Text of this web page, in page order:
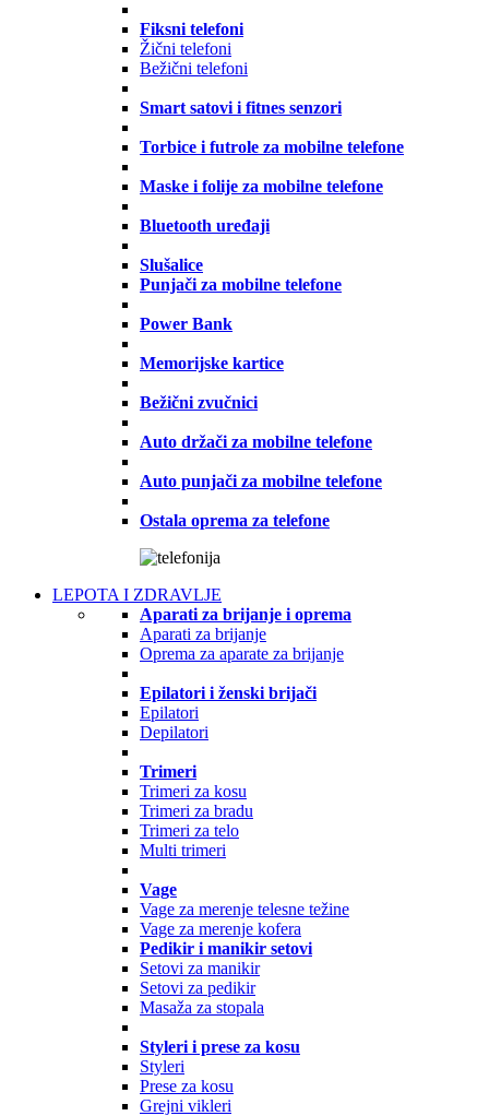
Fiksni telefoni
Žični telefoni
Bežični telefoni
Smart satovi i fitnes senzori
Torbice i futrole za mobilne telefone
Maske i folije za mobilne telefone
Bluetooth uređaji
Slušalice
Punjači za mobilne telefone
Power Bank
Memorijske kartice
Bežični zvučnici
Auto držači za mobilne telefone
Auto punjači za mobilne telefone
Ostala oprema za telefone
LEPOTA I ZDRAVLJE
Aparati za brijanje i oprema
Aparati za brijanje
Oprema za aparate za brijanje
Epilatori i ženski brijači
Epilatori
Depilatori
Trimeri
Trimeri za kosu
Trimeri za bradu
Trimeri za telo
Multi trimeri
Vage
Vage za merenje telesne težine
Vage za merenje kofera
Pedikir i manikir setovi
Setovi za manikir
Setovi za pedikir
Masaža za stopala
Styleri i prese za kosu
Styleri
Prese za kosu
Grejni vikleri